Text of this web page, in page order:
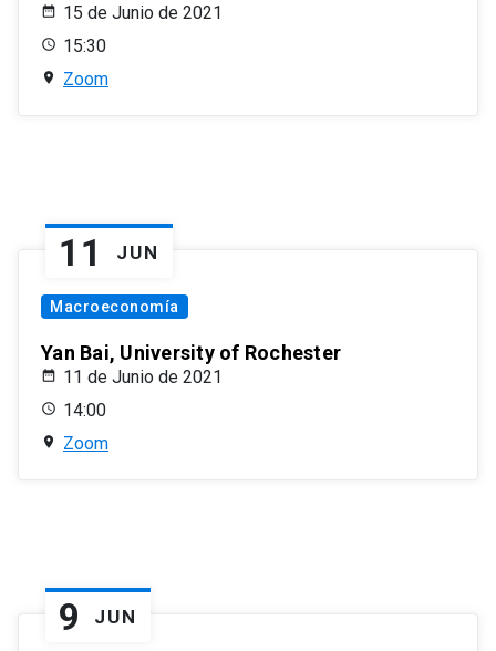
15 de Junio de 2021
15:30
Zoom
11 JUN
Macroeconomía
Yan Bai, University of Rochester
11 de Junio de 2021
14:00
Zoom
9 JUN